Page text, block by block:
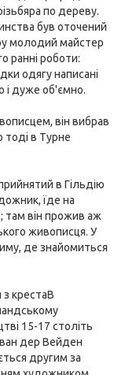
по дереву.
був оточений
молодий майстер
ранні роботи:
одягу написані
і дуже об'ємно.
він вибрав
тоді в Турне
в Гільдію
їде на
там він прожив аж
живописця. У
де знайомиться
з крестаВ
15-17 століть
ван дер Вейден
другим за